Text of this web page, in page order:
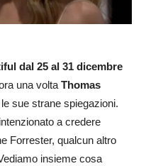
dal 25 al 31 dicembre
una voltaThomas
sue strane spiegazioni.
a credere
Forrester, qualcun altro
insieme cosa